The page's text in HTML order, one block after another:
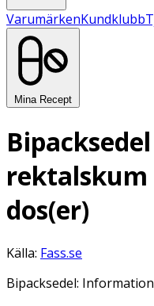
VarumärkenKundklubb
Mina Recept
rektalskum
dos(er)
Källa: Fass.se
Bipacksedel: